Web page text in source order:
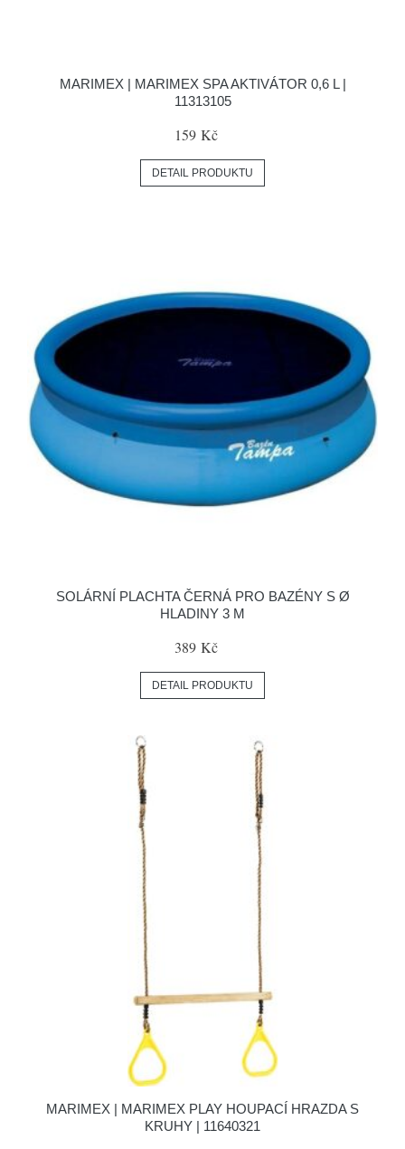
MARIMEX | MARIMEX SPA AKTIVÁTOR 0,6 L |
11313105
159 Kč
DETAIL PRODUKTU
SOLÁRNÍ PLACHTA ČERNÁ PRO BAZÉNY S Ø
HLADINY 3 M
389 Kč
DETAIL PRODUKTU
MARIMEX | MARIMEX PLAY HOUPACÍ HRAZDA S
KRUHY | 11640321